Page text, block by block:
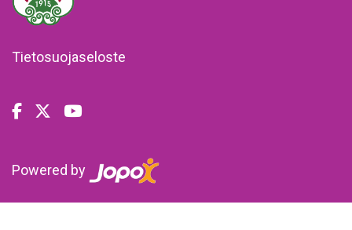
Tietosuojaseloste
Powered by